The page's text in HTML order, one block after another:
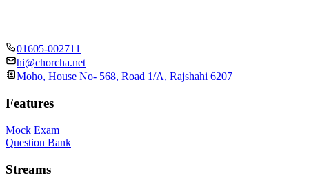
01605-002711
hi@chorcha.net
Moho, House No- 568, Road 1/A, Rajshahi 6207
Features
Mock Exam
Question Bank
Streams